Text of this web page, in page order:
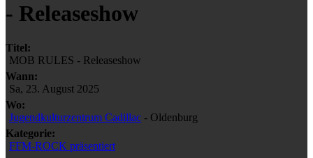
- Releaseshow
Titel:
MOB RULES - Releaseshow
Wann:
Sa, 23. August 2025
Wo:
Jugendkulturzentrum Cadillac - Oldenburg
Kategorie:
FFM-ROCK präsentiert